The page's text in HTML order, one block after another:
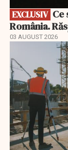
EXCLUSIV
România.
03 AUGUST 2026